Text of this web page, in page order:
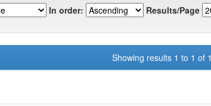
In order: Results/Page
Showing results 1 to 1 of 1